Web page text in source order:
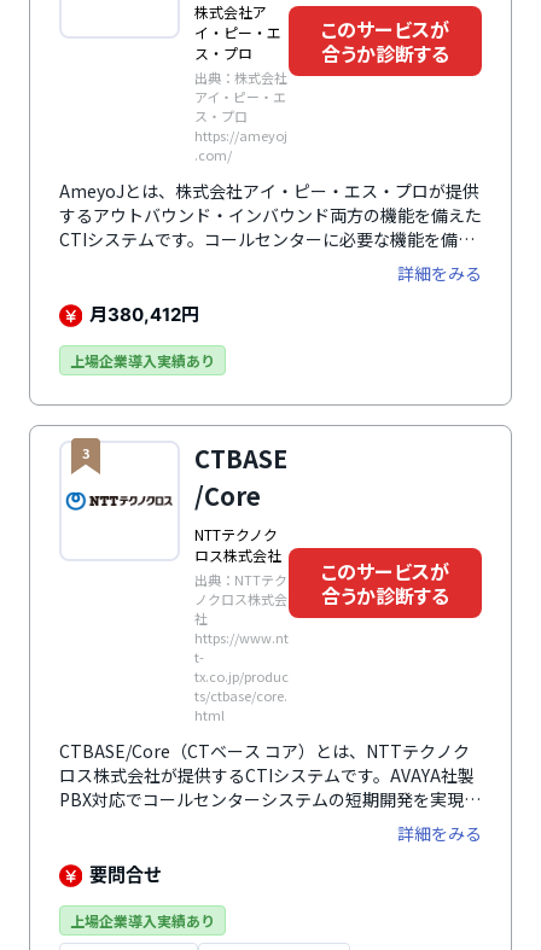
株式会社ア
イ・ピー・エ
ス・プロ
出典：株式会社
アイ・ピー・エ
ス・プロ
https://ameyoj
.com/
このサービスが
合うか診断する
AmeyoJとは、株式会社アイ・ピー・エス・プロが提供
するアウトバウンド・インバウンド両方の機能を備えた
CTIシステムです。コールセンターに必要な機能を備え
つつ、必要な機能をカスタマイズすることが可能です。
また、通話料金は「秒課金」を提供しているため、平均
30%、最大57%削減できます。株式会社アイ・ピー・
者の再販だけではなく総務省から認可を受けた自社回線
豊富な営業担当が相談に対応できるところも大きな特徴
です。データセンターからCTI、電話回線を提供するこ
とで万が一のトラブル発生時も窓口1つで対応が可能な
ため、迅速な対応が評価されています。最低10席から
最大1,500席までの小規模から大規模にまで対応しま
す。業務効率改善と売上高向上を同時に実現し、伴走し
ます。
詳細をみる
月380,412円
上場企業導入実績あり
3
CTBASE
/Core
NTTテクノク
ロス株式会社
出典：NTTテク
ノクロス株式会
社
https://www.nt
t-
tx.co.jp/produc
ts/ctbase/core.
html
このサービスが
合うか診断する
CTBASE/Core（CTベース コア）とは、NTTテクノク
ロス株式会社が提供するCTIシステムです。AVAYA社製
PBX対応でコールセンターシステムの短期開発を実現し
ます。エージェントの状態取得、転送先ACDグループリ
スト、エージェントリストの取得、ACDグループの状態
取得（Loginエージェント数、AvaiIableエージェント
保護機能など豊富な機能を標準搭載。短期間でCTI連携
アプリケーション（ソフトフォンなど）の開発が可能と
詳細をみる
要問合せ
上場企業導入実績あり